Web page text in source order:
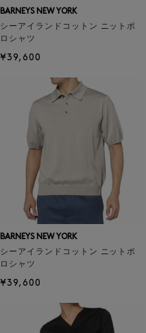
BARNEYS NEW YORK
シーアイランドコットン ニットポ
ロシャツ
¥39,600
BARNEYS NEW YORK
シーアイランドコットン ニットポ
ロシャツ
¥39,600